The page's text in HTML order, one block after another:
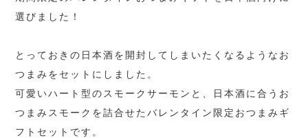
選びました！
とっておきの日本酒を開封してしまいたくなるようなお
つまみをセットにしました。
可愛いハート型のスモークサーモンと、日本酒に合うお
つまみスモークを詰合せたバレンタイン限定おつまみギ
フトセットです。